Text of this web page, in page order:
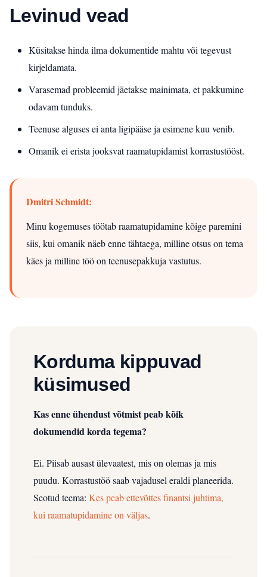
Levinud vead
Küsitakse hinda ilma dokumentide mahtu või tegevust
kirjeldamata.
Varasemad probleemid jäetakse mainimata, et pakkumine
odavam tunduks.
Teenuse alguses ei anta ligipääse ja esimene kuu venib.
Omanik ei erista jooksvat raamatupidamist korrastustööst.
Dmitri Schmidt:
Minu kogemuses töötab raamatupidamine kõige paremini
siis, kui omanik näeb enne tähtaega, milline otsus on tema
käes ja milline töö on teenusepakkuja vastutus.
Korduma kippuvad
küsimused
Kas enne ühendust võtmist peab kõik
dokumendid korda tegema?
Ei. Piisab ausast ülevaatest, mis on olemas ja mis
puudu. Korrastustöö saab vajadusel eraldi planeerida.
Seotud teema: Kes peab ettevõttes finantsi juhtima,
kui raamatupidamine on väljas.